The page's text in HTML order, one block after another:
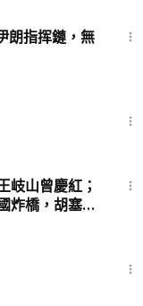
朗指挥鏈，無
岐山曾慶紅；
炸橋，胡塞欲